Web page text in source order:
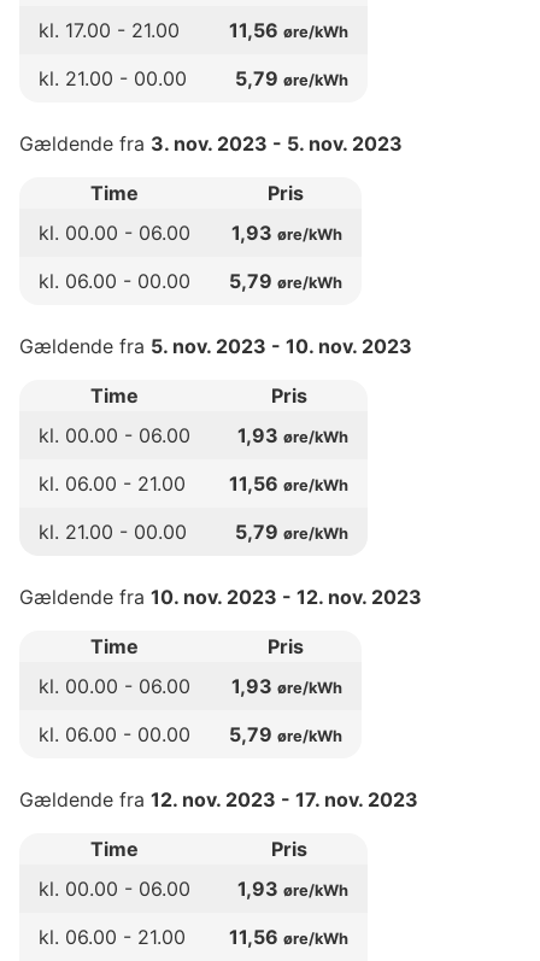
kl. 17.00 - 21.00 11,56 øre/kWh
kl. 21.00 - 00.00 5,79 øre/kWh
Gældende fra 3. nov. 2023 - 5. nov. 2023
Time
Pris
kl. 00.00 - 06.00 1,93 øre/kWh
kl. 06.00 - 00.00 5,79 øre/kWh
Gældende fra 5. nov. 2023 - 10. nov. 2023
Time
Pris
kl. 00.00 - 06.00 1,93 øre/kWh
kl. 06.00 - 21.00 11,56 øre/kWh
kl. 21.00 - 00.00 5,79 øre/kWh
Gældende fra 10. nov. 2023 - 12. nov. 2023
Time
Pris
kl. 00.00 - 06.00 1,93 øre/kWh
kl. 06.00 - 00.00 5,79 øre/kWh
Gældende fra 12. nov. 2023 - 17. nov. 2023
Time
Pris
kl. 00.00 - 06.00 1,93 øre/kWh
kl. 06.00 - 21.00 11,56 øre/kWh